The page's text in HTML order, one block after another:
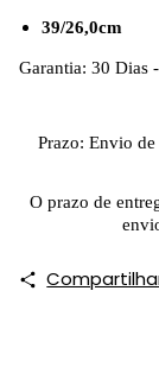
39/26,0cm
Garantia: 30 Dias
Prazo: Envio
O prazo de